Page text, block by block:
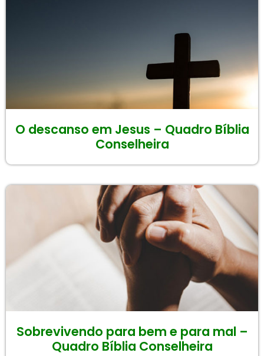
O descanso em Jesus – Quadro Bíblia
Conselheira
Sobrevivendo para bem e para mal –
Quadro Bíblia Conselheira